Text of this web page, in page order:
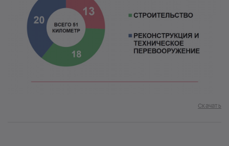
Скачать